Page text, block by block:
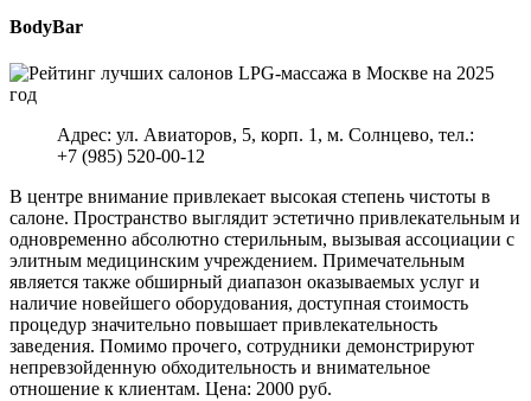
BodyBar
Адрес: ул. Авиаторов, 5, корп. 1, м. Солнцево, тел.:
+7 (985) 520-00-12
В центре внимание привлекает высокая степень чистоты в
салоне. Пространство выглядит эстетично привлекательным и
одновременно абсолютно стерильным, вызывая ассоциации с
элитным медицинским учреждением. Примечательным
является также обширный диапазон оказываемых услуг и
наличие новейшего оборудования, доступная стоимость
процедур значительно повышает привлекательность
заведения. Помимо прочего, сотрудники демонстрируют
непревзойденную обходительность и внимательное
отношение к клиентам. Цена: 2000 руб.